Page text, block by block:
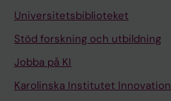
Universitetsbiblioteket
Stöd forskning och utbildning
Jobba på KI
Karolinska Institutet Innovation